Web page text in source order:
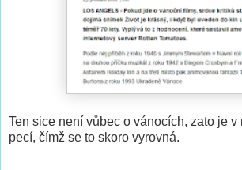
Ten sice není vůbec o vánocích, zato je v
pecí, čímž se to skoro vyrovná.